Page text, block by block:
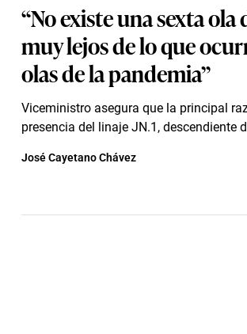
“No existe una sexta ola
muy lejos de lo que
olas de la pandemia”
Viceministro asegura que la principal
presencia del linaje JN.1, descendiente
José Cayetano Chávez